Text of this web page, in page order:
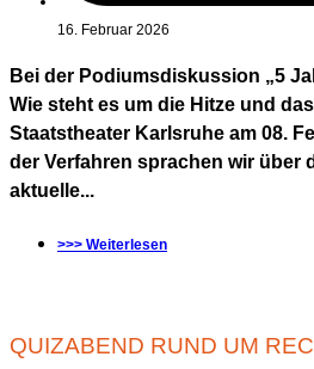
16. Februar 2026
Bei der Podiumsdiskussion „5
Wie steht es um die Hitze und
Staatstheater Karlsruhe am 08.
der Verfahren sprachen wir über
aktuelle...
>>> Weiterlesen
QUIZABEND RUND UM